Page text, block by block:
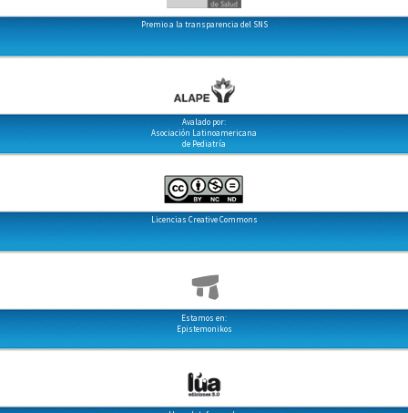
Premio a la transparencia del SNS
Avalado por:
Asociación Latinoamericana
de Pediatría
Licencias Creative Commons
Estamos en:
Epistemonikos